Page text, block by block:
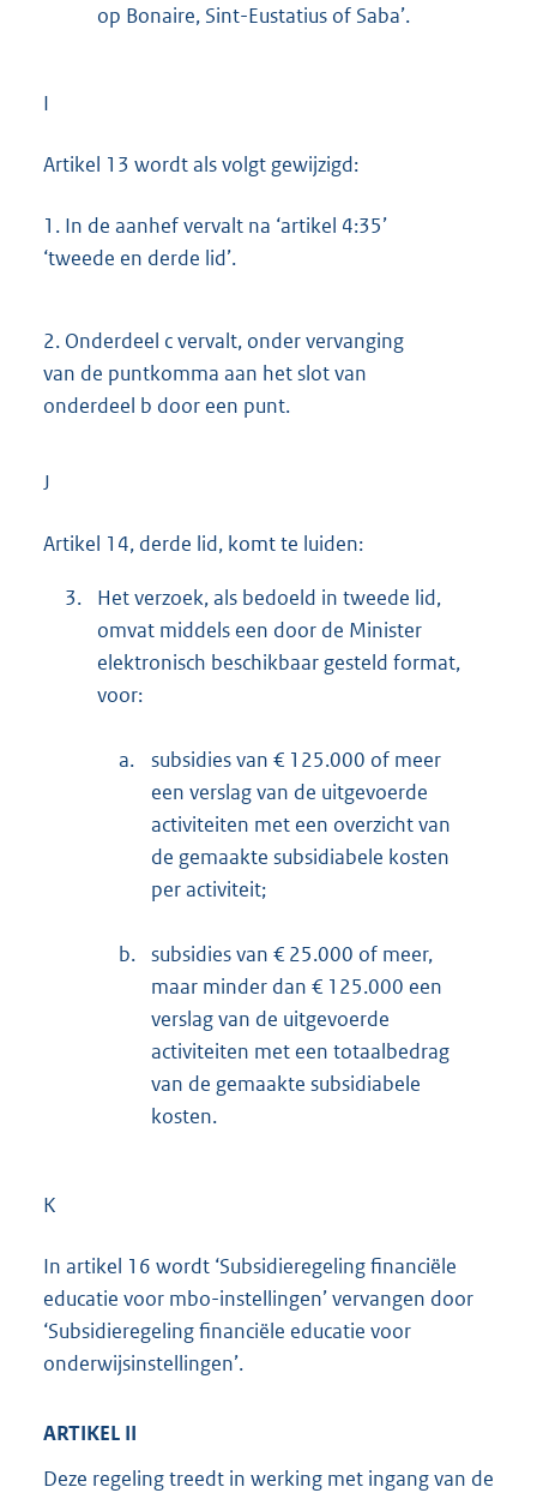
op Bonaire, Sint-Eustatius of Saba’.
I
Artikel 13 wordt als volgt gewijzigd:
1. In de aanhef vervalt na ‘artikel 4:35’
‘tweede en derde lid’.
2. Onderdeel c vervalt, onder vervanging
van de puntkomma aan het slot van
onderdeel b door een punt.
J
Artikel 14, derde lid, komt te luiden:
3.
Het verzoek, als bedoeld in tweede lid,
omvat middels een door de Minister
elektronisch beschikbaar gesteld format,
voor:
a.
subsidies van € 125.000 of meer
een verslag van de uitgevoerde
activiteiten met een overzicht van
de gemaakte subsidiabele kosten
per activiteit;
b. subsidies van € 25.000 of meer,
maar minder dan € 125.000 een
verslag van de uitgevoerde
activiteiten met een totaalbedrag
van de gemaakte subsidiabele
kosten.
K
In artikel 16 wordt ‘Subsidieregeling financiële
educatie voor mbo-instellingen’ vervangen door
‘Subsidieregeling financiële educatie voor
onderwijsinstellingen’.
ARTIKEL II
Deze regeling treedt in werking met ingang van de